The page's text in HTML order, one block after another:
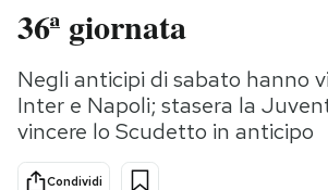
Politica
Tecnologia
Internet
Scienza
Cultura
Storie/
Ok
Media
36ª giornata
Negli anticipi di sabato hanno
Inter e Napoli; stasera la
vincere lo Scudetto in anticipo
Condividi